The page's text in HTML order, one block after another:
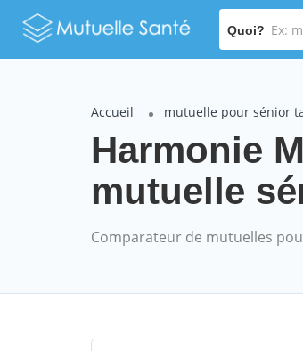
Quoi?
Accueil mutuelle pour sénior
Harmonie
mutuelle
Comparateur de mutuelles